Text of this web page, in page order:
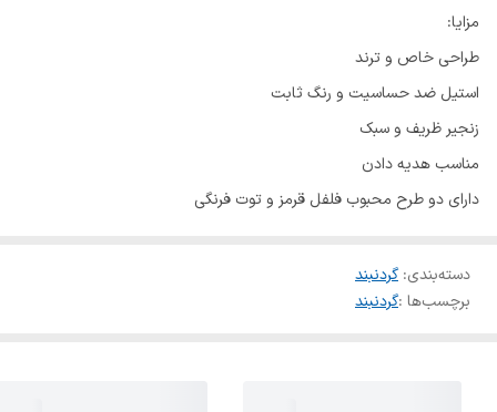
مزایا:
طراحی خاص و ترند
استیل ضد حساسیت و رنگ ثابت
زنجیر ظریف و سبک
مناسب هدیه دادن
دارای دو طرح محبوب فلفل قرمز و توت فرنگی
دسته‌بندی:گردنبند
برچسب‌ها :گردنبند